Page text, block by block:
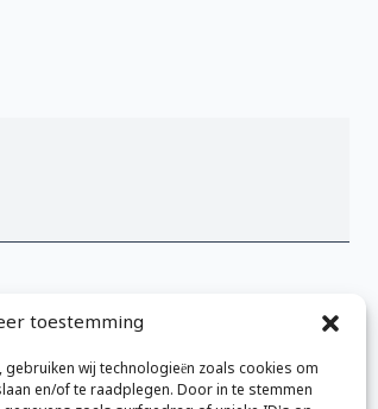
toestemming
wij technologieën zoals cookies om
en/of te raadplegen. Door in te stemmen
Volledige kalender bekijken